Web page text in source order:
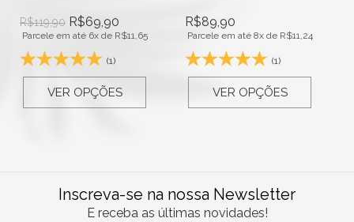
R$119,90 R$69,90
Parcele em até 6x de R$11,65
(1)
VER OPÇÕES
R$89,90
Parcele em até 8x de R$11,24
(1)
VER OPÇÕES
Inscreva-se na nossa Newsletter
E receba as últimas novidades!